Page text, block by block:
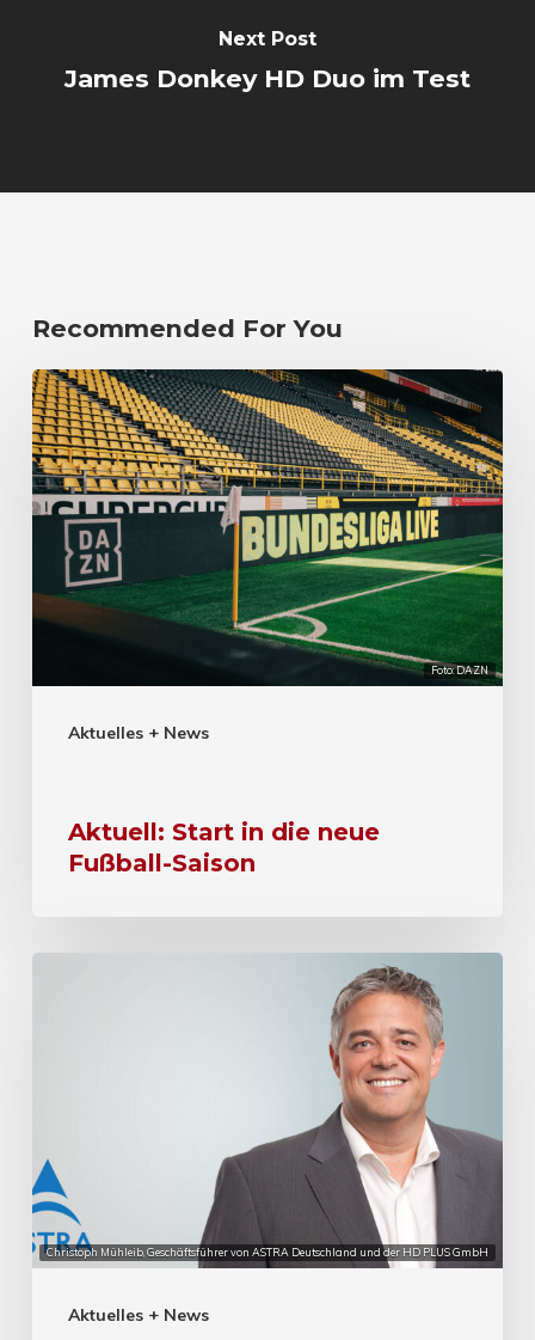
Next Post
James Donkey HD Duo im Test
Recommended For You
Foto: DAZN
Aktuelles + News
Aktuell: Start in die neue
Fußball-Saison
Christoph Mühleib, Geschäftsführer von ASTRA Deutschland und der HD PLUS GmbH
Aktuelles + News